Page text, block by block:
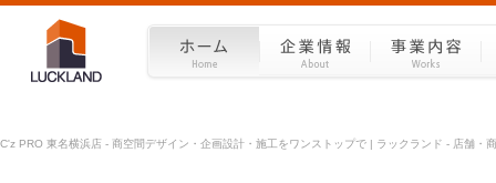
C'z PRO 東名横浜店 - 商空間デザイン・企画設計・施工をワンストップで | ラックランド - 店舗・